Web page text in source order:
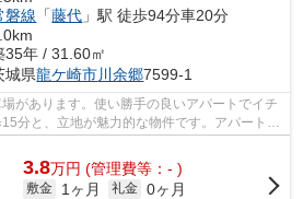
磐線 「藤代 」駅 徒歩94分車20分
35年 / 31.60㎡
城県龍ケ崎市川余郷7599-1
があります。使い勝手の良いアパートでイチ
分と、立地が魅力的な物件です。アパートマ
る関東...
3.8万円 (管理費等：- )
敷金 1ヶ月 礼金 0ヶ月